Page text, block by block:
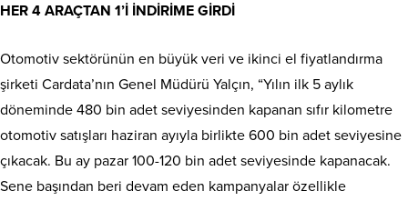
HER 4 ARAÇTAN 1’İ İNDİRİME GİRDİ
Otomotiv sektörünün en büyük veri ve ikinci el fiyatlandırma
şirketi Cardata’nın Genel Müdürü Yalçın, “Yılın ilk 5 aylık
döneminde 480 bin adet seviyesinden kapanan sıfır kilometre
otomotiv satışları haziran ayıyla birlikte 600 bin adet seviyesine
çıkacak. Bu ay pazar 100-120 bin adet seviyesinde kapanacak.
Sene başından beri devam eden kampanyalar özellikle